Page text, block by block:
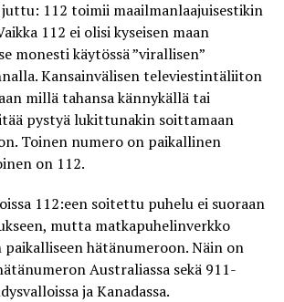
112 toimii maailmanlaajuisestikin
112 ei olisi kyseisen maan
monesti käytössä ”virallisen”
Kansainvälisen televiestintäliiton
millä tahansa kännykällä tai
pystyä lukittunakin soittamaan
Toinen numero on paikallinen
on 112.
112:een soitettu puhelu ei suoraan
mutta matkapuhelinverkko
hätänumeroon. Näin on
Australiassa sekä 911-
ja Kanadassa.